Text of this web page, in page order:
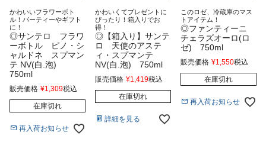
かわいいフラワーボト
ル！パーティーやギフト
に！
◎サンテロ フラワ
ーボトル ピノ・シ
ャルドネ スプマン
テ NV(白.泡)
750ml
販売価格 ¥1,309税込
在庫切れ
再入荷お知らせ
かわいくてプレゼントに
ぴったり！箱入りでお
得！
◎【箱入り】サンテ
ロ 天使のアステ
ィ・スプマンテ
NV(白.泡) 750ml
販売価格 ¥1,419税込
在庫切れ
詳細を見る
このロゼ、冷蔵庫のマス
トアイテム！
◎ファンティーニ
チェラズオーロ(ロ
ゼ) 750ml
販売価格 ¥1,550税込
在庫切れ
再入荷お知らせ